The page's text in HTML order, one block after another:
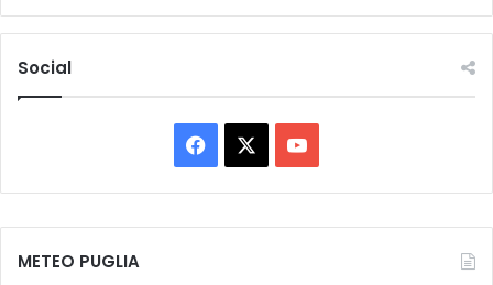
Social
a
c
o
u
METEO PUGLIA